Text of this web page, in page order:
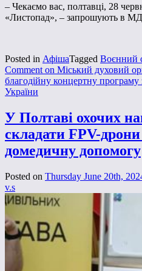
– Чекаємо вас, полтавці, 28
«Листопад», – запрошують в
Posted in АфішаTagged Воєнний
Comment on Міський духовий
благодійну концертну
України
У Полтаві охочих
складати FPV-
домедичну допомогу
Posted on Thursday June 20th,
v.s